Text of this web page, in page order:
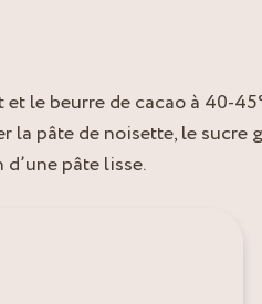
le beurre de cacao à 40-
la pâte de noisette, le sucre
pâte lisse.